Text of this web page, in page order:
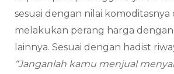
sesuai dengan nilai komoditasnya
melakukan perang harga
lainnya. Sesuai dengan hadist
“Janganlah kamu menjual